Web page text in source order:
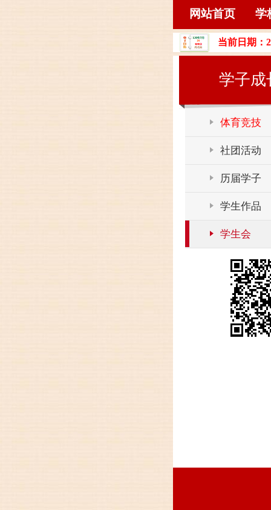
网站首页 学
当前日期：
学子成
体育竞技
社团活动
历届学子
学生作品
学生会